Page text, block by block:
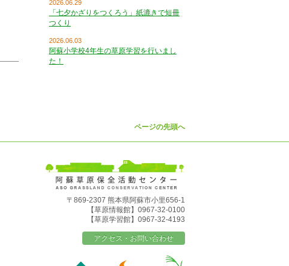
2026.06.29
「七夕かざりをつくろう」紙漉きで短冊
つくり
2026.06.03
阿蘇小学校4年生の草原学習を行いまし
た！
ページの先頭へ
〒869-2307 熊本県阿蘇市小里656-1
【草原情報館】0967-32-0100
【草原学習館】0967-32-4193
アクセス・お問い合わせ